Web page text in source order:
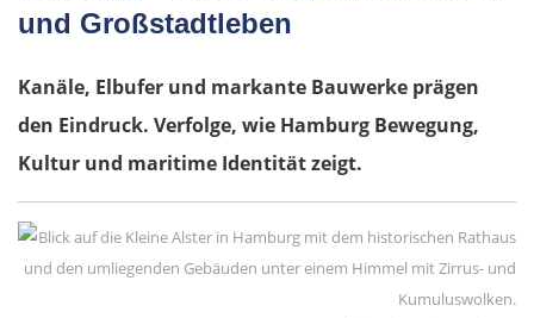
und Großstadtleben
Kanäle, Elbufer und markante Bauwerke prägen
den Eindruck. Verfolge, wie Hamburg Bewegung,
Kultur und maritime Identität zeigt.